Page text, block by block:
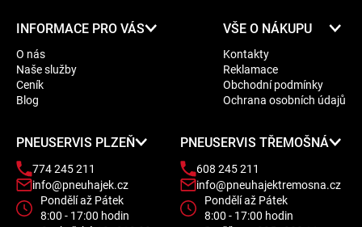
INFORMACE PRO VÁS
O nás
Naše služby
Ceník
Blog
VŠE O NÁKUPU
Kontakty
Reklamace
Obchodní podmínky
Ochrana osobních údajů
PNEUSERVIS PLZEŇ
774 245 211
info@pneuhajek.cz
Pondělí až Pátek
8:00 - 17:00 hodin
PNEUSERVIS TŘEMOŠNÁ
608 245 211
info@pneuhajektremosna.cz
Pondělí až Pátek
8:00 - 17:00 hodin